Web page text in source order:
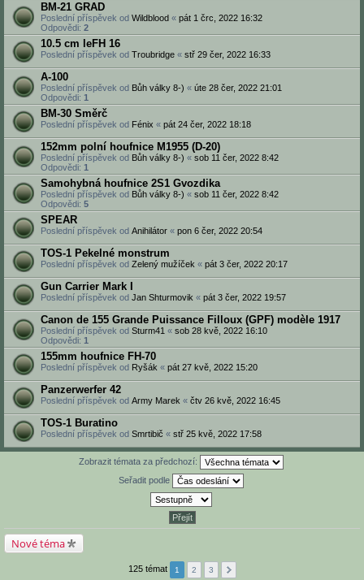
BM-21 GRAD
Poslední příspěvek od Wildblood « pát 1 črc, 2022 16:32
Odpovědi: 2
10.5 cm leFH 16
Poslední příspěvek od Troubridge « stř 29 čer, 2022 16:33
A-100
Poslední příspěvek od Bůh války 8-) « úte 28 čer, 2022 21:01
Odpovědi: 1
BM-30 Směrč
Poslední příspěvek od Fénix « pát 24 čer, 2022 18:18
152mm polní houfnice M1955 (D-20)
Poslední příspěvek od Bůh války 8-) « sob 11 čer, 2022 8:42
Odpovědi: 1
Samohybná houfnice 2S1 Gvozdika
Poslední příspěvek od Bůh války 8-) « sob 11 čer, 2022 8:42
Odpovědi: 5
SPEAR
Poslední příspěvek od Anihilátor « pon 6 čer, 2022 20:54
TOS-1 Pekelné monstrum
Poslední příspěvek od Zelený mužíček « pát 3 čer, 2022 20:17
Gun Carrier Mark I
Poslední příspěvek od Jan Shturmovik « pát 3 čer, 2022 19:57
Canon de 155 Grande Puissance Filloux (GPF) modèle 1917
Poslední příspěvek od Sturm41 « sob 28 kvě, 2022 16:10
Odpovědi: 1
155mm houfnice FH-70
Poslední příspěvek od Ryšák « pát 27 kvě, 2022 15:20
Panzerwerfer 42
Poslední příspěvek od Army Marek « čtv 26 kvě, 2022 16:45
TOS-1 Buratino
Poslední příspěvek od Smrtibič « stř 25 kvě, 2022 17:58
Zobrazit témata za předchozí:
Seřadit podle
Nové téma
125 témat 1 2 3